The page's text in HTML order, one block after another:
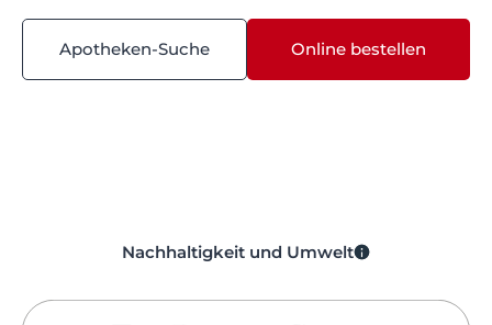
Apotheken-Suche Online bestellen
Nachhaltigkeit und Umwelt